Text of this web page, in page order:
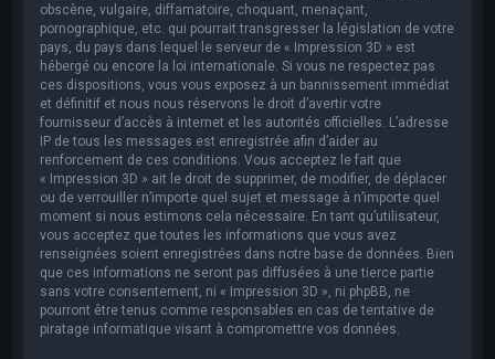
obscène, vulgaire, diffamatoire, choquant, menaçant,
pornographique, etc. qui pourrait transgresser la législation de votre
pays, du pays dans lequel le serveur de « Impression 3D » est
hébergé ou encore la loi internationale. Si vous ne respectez pas
ces dispositions, vous vous exposez à un bannissement immédiat
et définitif et nous nous réservons le droit d’avertir votre
fournisseur d’accès à internet et les autorités officielles. L’adresse
IP de tous les messages est enregistrée afin d’aider au
renforcement de ces conditions. Vous acceptez le fait que
« Impression 3D » ait le droit de supprimer, de modifier, de déplacer
ou de verrouiller n’importe quel sujet et message à n’importe quel
moment si nous estimons cela nécessaire. En tant qu’utilisateur,
vous acceptez que toutes les informations que vous avez
renseignées soient enregistrées dans notre base de données. Bien
que ces informations ne seront pas diffusées à une tierce partie
sans votre consentement, ni « Impression 3D », ni phpBB, ne
pourront être tenus comme responsables en cas de tentative de
piratage informatique visant à compromettre vos données.